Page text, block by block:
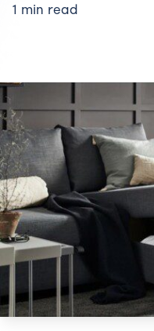
1 min read